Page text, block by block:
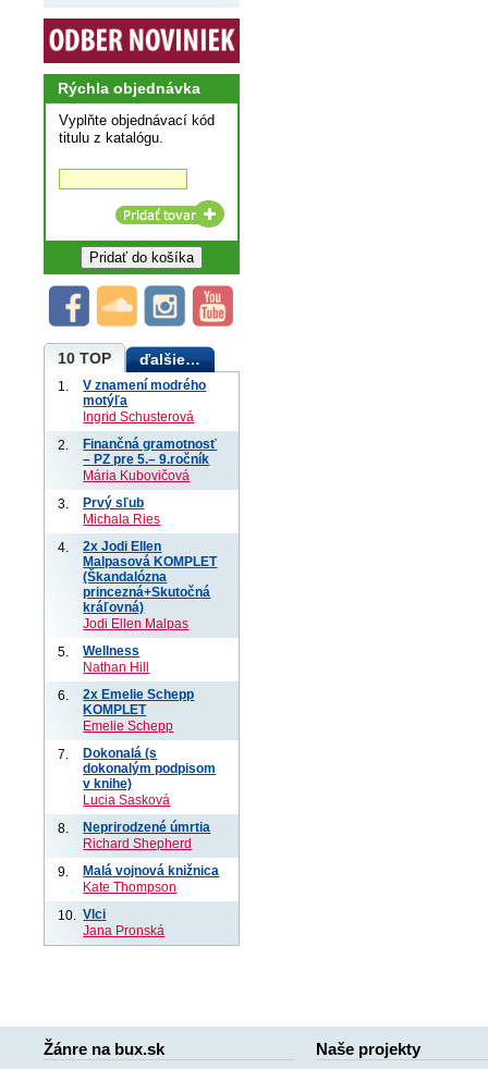
Rýchla objednávka
Vyplňte objednávací kód
titulu z katalógu.
10 TOP ďalšie…
1.
V znamení modrého
motýľa
Ingrid Schusterová
2.
Finančná gramotnosť
– PZ pre 5.– 9.ročník
Mária Kubovičová
3.
Prvý sľub
Michala Ries
4.
2x Jodi Ellen
Malpasová KOMPLET
(Škandalózna
princezná+Skutočná
kráľovná)
Jodi Ellen Malpas
5.
Wellness
Nathan Hill
6.
2x Emelie Schepp
KOMPLET
Emelie Schepp
7.
Dokonalá (s
dokonalým podpisom
v knihe)
Lucia Sasková
8.
Neprirodzené úmrtia
Richard Shepherd
9.
Malá vojnová knižnica
Kate Thompson
10.
Vlci
Jana Pronská
Žánre na bux.sk Naše projekty